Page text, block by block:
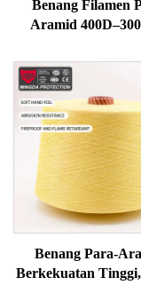
Benang Filamen
Aramid
Api & Potong untuk
Tangan, Tali,
Keselamatan
Benang Para-
Berkekuatan